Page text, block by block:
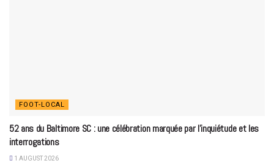
FOOT-LOCAL
52 ans du Baltimore SC : une célébration marquée par l’inquiétude et les
interrogations
1 AUGUST 2026